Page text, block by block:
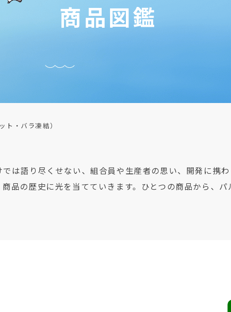
商品図鑑
ト・バラ凍結）
は語り尽くせない、組合員や生産者の思い、開発に携
品の歴史に光を当てていきます。ひとつの商品から、